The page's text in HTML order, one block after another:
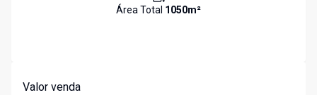
Área Total 1050m²
Valor venda